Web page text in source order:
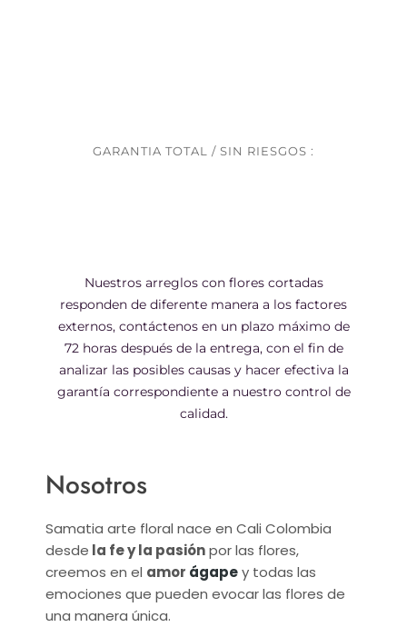
GARANTIA TOTAL / SIN RIESGOS :
Nuestros arreglos con flores cortadas
responden de diferente manera a los factores
externos, contáctenos en un plazo máximo de
72 horas después de la entrega, con el fin de
analizar las posibles causas y hacer efectiva la
garantía correspondiente a nuestro control de
calidad.
Nosotros
Samatia arte floral nace en Cali Colombia
desde la fe y la pasiónpor las flores,
creemos en el amor ágapey todas las
emociones que pueden evocar las flores de
una manera única.